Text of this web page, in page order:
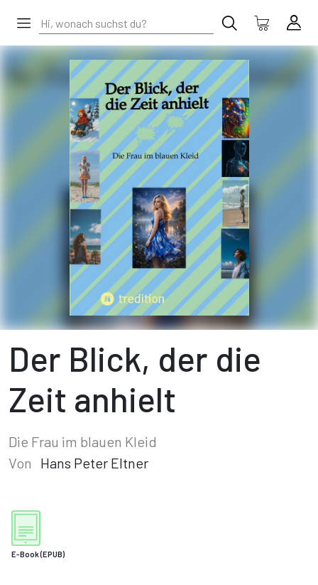
Der Blick, der die
Zeit anhielt
Die Frau im blauen Kleid
Von
Hans Peter Eltner
E-Book(EPUB)